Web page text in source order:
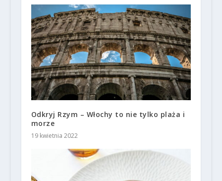
Odkryj Rzym – Włochy to nie tylko plaża i
morze
19 kwietnia 2022